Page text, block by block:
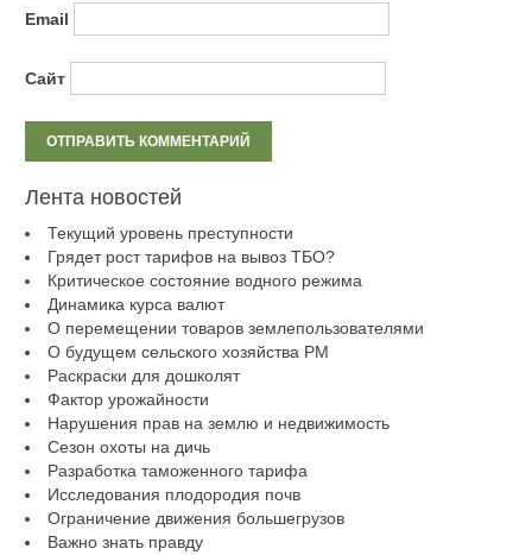
Email
Сайт
Лента новостей
Текущий уровень преступности
Грядет рост тарифов на вывоз ТБО?
Критическое состояние водного режима
Динамика курса валют
О перемещении товаров землепользователями
О будущем сельского хозяйства РМ
Раскраски для дошколят
Фактор урожайности
Нарушения прав на землю и недвижимость
Сезон охоты на дичь
Разработка таможенного тарифа
Исследования плодородия почв
Ограничение движения большегрузов
Важно знать правду